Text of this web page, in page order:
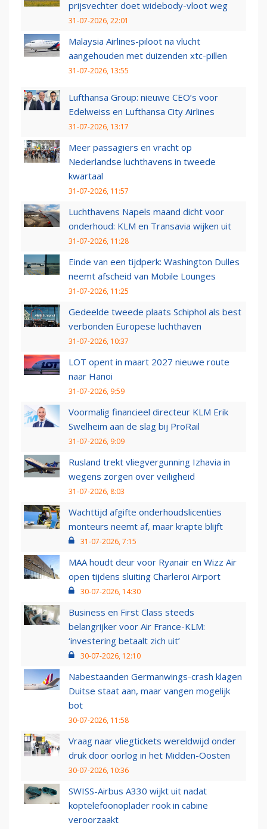
prijsvechter doet widebody-vloot weg
31-07-2026, 22:01
Malaysia Airlines-piloot na vlucht
aangehouden met duizenden xtc-pillen
31-07-2026, 13:55
Lufthansa Group: nieuwe CEO’s voor
Edelweiss en Lufthansa City Airlines
31-07-2026, 13:17
Meer passagiers en vracht op
Nederlandse luchthavens in tweede
kwartaal
31-07-2026, 11:57
Luchthavens Napels maand dicht voor
onderhoud: KLM en Transavia wijken uit
31-07-2026, 11:28
Einde van een tijdperk: Washington Dulles
neemt afscheid van Mobile Lounges
31-07-2026, 11:25
Gedeelde tweede plaats Schiphol als best
verbonden Europese luchthaven
31-07-2026, 10:37
LOT opent in maart 2027 nieuwe route
naar Hanoi
31-07-2026, 9:59
Voormalig financieel directeur KLM Erik
Swelheim aan de slag bij ProRail
31-07-2026, 9:09
Rusland trekt vliegvergunning Izhavia in
wegens zorgen over veiligheid
31-07-2026, 8:03
Wachttijd afgifte onderhoudslicenties
monteurs neemt af, maar krapte blijft
31-07-2026, 7:15
MAA houdt deur voor Ryanair en Wizz Air
open tijdens sluiting Charleroi Airport
30-07-2026, 14:30
Business en First Class steeds
belangrijker voor Air France-KLM:
‘investering betaalt zich uit’
30-07-2026, 12:10
Nabestaanden Germanwings-crash klagen
Duitse staat aan, maar vangen mogelijk
bot
30-07-2026, 11:58
Vraag naar vliegtickets wereldwijd onder
druk door oorlog in het Midden-Oosten
30-07-2026, 10:36
SWISS-Airbus A330 wijkt uit nadat
koptelefoonoplader rook in cabine
veroorzaakt